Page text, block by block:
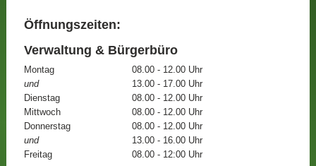
Öffnungszeiten:
Verwaltung & Bürgerbüro
Montag
08.00 - 12.00 Uhr
und
13.00 - 17.00 Uhr
Dienstag
08.00 - 12.00 Uhr
Mittwoch
08.00 - 12.00 Uhr
Donnerstag
08.00 - 12.00 Uhr
und
13.00 - 16.00 Uhr
Freitag
08.00 - 12:00 Uhr